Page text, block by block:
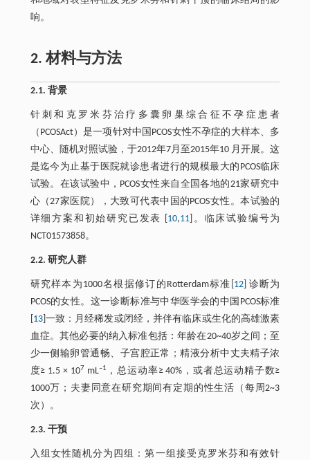
响。
2. 材料与方法
2.1. 背景
针刺和克罗米芬治疗多囊卵巢综合征不孕症患者
（PCOSAct）是一项针对中国PCOS女性不孕症的大样本、多
中心、随机对照试验，于2012年7月至2015年10 月开展。这
是迄今为止基于医院就诊患者进行的规模最大的PCOS临床
试验。在该试验中，PCOS女性来自全国各地的21家研究中
心（27家医院），大致可代表中国的PCOS女性。本试验的
详细方案和初始研究已发表 [ 10,11 ]。临床试验编号为
NCT01573858。
2.2. 研究人群
研究样本为1000名根据修订的Rotterdam标准[ 12] 诊断为
PCOS的女性。这一诊断标准与中华医学会的中国PCOS标准
13]一致：月经稀发或闭经，并伴有临床或生化的高雄激素
血症。其他必要的纳入标准包括：年龄在20~40岁之间；至
少一侧输卵管通畅、子宫腔正常；精液分析中丈夫精子浓
度≥ 1.5 × 107 mL–1
，总运动率≥ 40%，或者总运动精子数≥
1000万；夫妻同意在研究期间有定期的性生活（每周2~3
次）。
2.3. 干预
入组女性随机分为四组：第一组接受克罗米芬和有效针